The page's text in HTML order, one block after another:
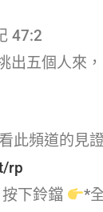
47:2
出五個人來
此頻道的見
rp
下鈴鐺
*